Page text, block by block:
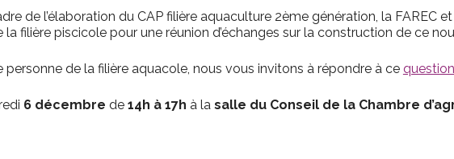
de l’élaboration du CAP filière aquaculture 2ème génération, la FAREC
la filière piscicole pour une réunion d’échanges sur la construction de ce
personne de la filière aquacole, nous vous invitons à répondre à ce
6 décembre de 14h à 17h à la salle du Conseil de la Chambre